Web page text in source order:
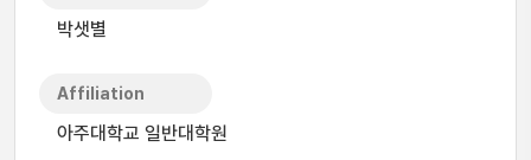
박샛별
Affiliation
아주대학교 일반대학원